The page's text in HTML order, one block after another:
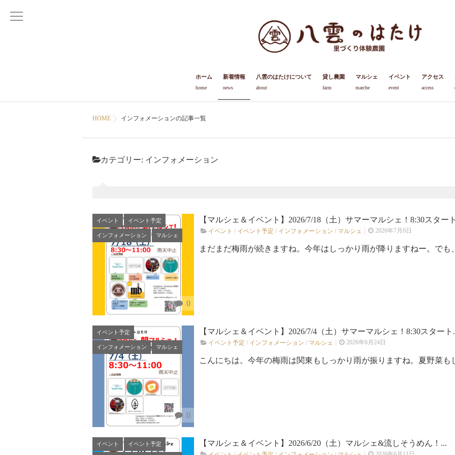
ホーム
home
新着情報
news
八雲のはたけについて
about
貸し農園
farm
マルシェ
marche
イベント
event
アクセス
access
HOME インフォメーションの記事一覧
カテゴリー: インフォメーション
イベント イベント予定
インフォメーション マルシェ
0
【マルシェ＆イベント】2026/7/18（土）サマーマルシェ！8:30スター
イベント / イベント予定 / インフォメーション / マルシェ 2026年7月6日
まだまだ梅雨が続きますね。今年はしっかり雨が降りますねー。でも
イベント予定
インフォメーション マルシェ
0
【マルシェ＆イベント】2026/7/4（土）サマーマルシェ！8:30スタート
イベント予定 / インフォメーション / マルシェ 2026年6月24日
こんにちは。今年の梅雨は関東もしっかり雨が振りますね。夏野菜も
イベント イベント予定 【マルシェ＆イベント】2026/6/20（土）マルシェ&流しそうめん！...